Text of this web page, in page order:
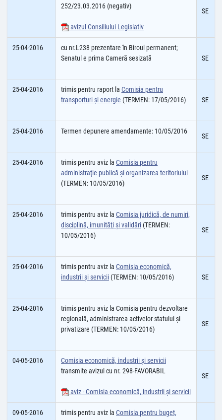
252/23.03.2016 (negativ)
avizul Consiliului Legislativ
SE
25-04-2016
cu nr.L238 prezentare în Biroul permanent;
Senatul e prima Cameră sesizată
SE
25-04-2016 trimis pentru raport la Comisia pentru
transporturi şi energie (TERMEN: 17/05/2016) SE
25-04-2016 Termen depunere amendamente: 10/05/2016
SE
25-04-2016 trimis pentru aviz la Comisia pentru
administraţie publică şi organizarea teritoriului
(TERMEN: 10/05/2016)
SE
25-04-2016 trimis pentru aviz la Comisia juridică, de numiri,
disciplină, imunităţi şi validări (TERMEN:
10/05/2016)
SE
25-04-2016 trimis pentru aviz la Comisia economică,
industrii şi servicii (TERMEN: 10/05/2016) SE
25-04-2016
trimis pentru aviz la Comisia pentru dezvoltare
regională, administrarea activelor statului şi
privatizare (TERMEN: 10/05/2016)
SE
04-05-2016
Comisia economică, industrii şi servicii
transmite avizul cu nr. 298-FAVORABIL
aviz - Comisia economică, industrii şi servicii
SE
09-05-2016 trimis pentru aviz la Comisia pentru buget,